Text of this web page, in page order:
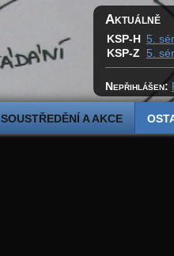
SOUSTŘEDĚNÍ A AKCE
Aktuálně
KSP-H 5.
KSP-Z 5.
Nepřihlášen: